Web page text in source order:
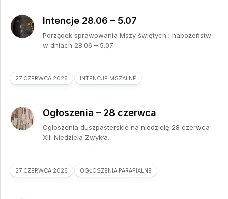
Intencje 28.06 – 5.07
Porządek sprawowania Mszy świętych i nabożeństw
w dniach 28.06 – 5.07.
27 CZERWCA 2026 INTENCJE MSZALNE
Ogłoszenia – 28 czerwca
Ogłoszenia duszpasterskie na niedzielę 28 czerwca –
XIII Niedziela Zwykła.
27 CZERWCA 2026 OGŁOSZENIA PARAFIALNE